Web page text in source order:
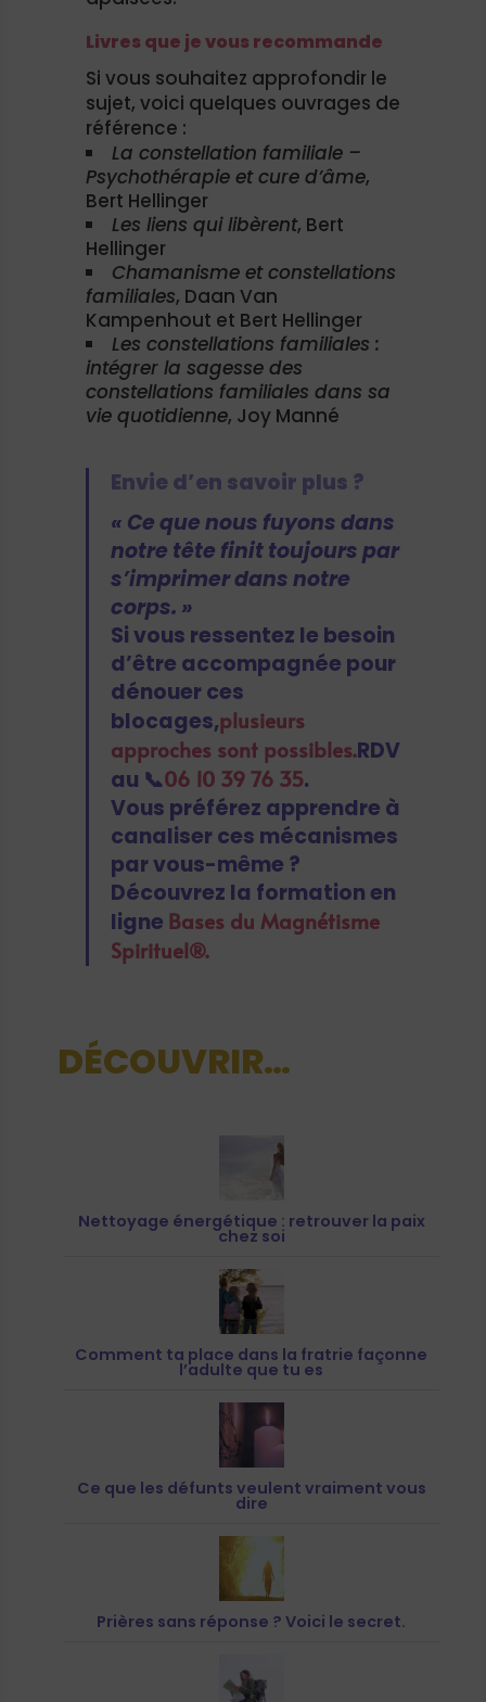
Livres que je vous recommande
Si vous souhaitez approfondir le
sujet, voici quelques ouvrages de
référence :
La constellation familiale –
Psychothérapie et cure d’âme,
Bert Hellinger
Les liens qui libèrent, Bert
Hellinger
Chamanisme et constellations
familiales, Daan Van
Kampenhout et Bert Hellinger
Les constellations familiales :
intégrer la sagesse des
constellations familiales dans sa
vie quotidienne, Joy Manné
Envie d’en savoir plus ?
« Ce que nous fuyons dans
notre tête finit toujours par
s’imprimer dans notre
corps. »
Si vous ressentez le besoin
d’être accompagnée pour
dénouer ces
blocages,plusieurs
approches sont possibles.RDV
au 📞06 10 39 76 35.
Vous préférez apprendre à
canaliser ces mécanismes
par vous-même ?
Découvrez la formation en
ligne Bases du Magnétisme
Spirituel®.
DÉCOUVRIR…
Nettoyage énergétique : retrouver la paix
chez soi
Comment ta place dans la fratrie façonne
l’adulte que tu es
Ce que les défunts veulent vraiment vous
dire
Prières sans réponse ? Voici le secret.